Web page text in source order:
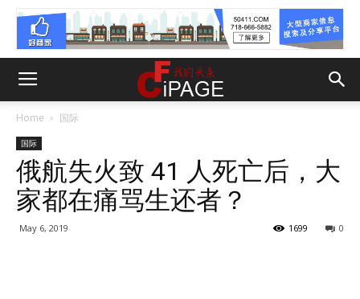
Home 国际
国际
俄航失火致 41 人死亡后，大
家都在痛骂生还者？
May 6, 2019 0
1699